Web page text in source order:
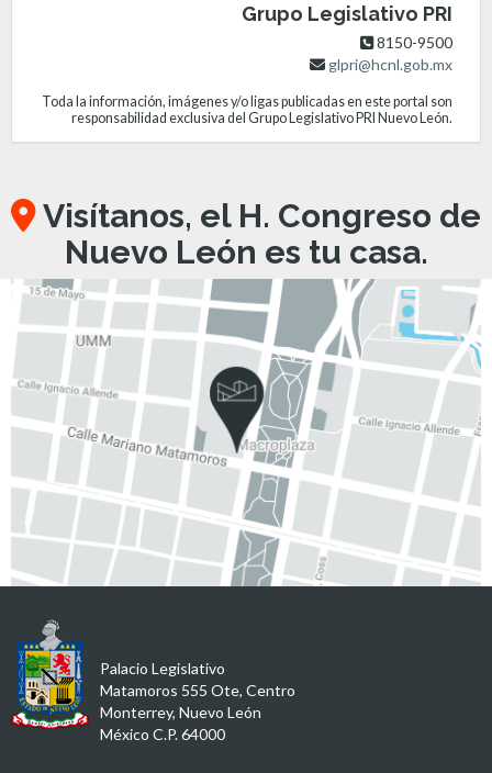
Grupo Legislativo PRI
8150-9500
glpri@hcnl.gob.mx
Toda la información, imágenes y/o ligas publicadas en este portal son
responsabilidad exclusiva del Grupo Legislativo PRI Nuevo León.
Visítanos, el H. Congreso de
Nuevo León es tu casa.
Palacio Legislativo
Matamoros 555 Ote, Centro
Monterrey, Nuevo León
México C.P. 64000